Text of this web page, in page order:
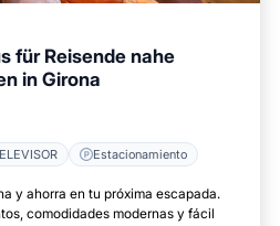
für Reisende nahe
in Girona
Estacionamiento
y ahorra en tu próxima escapada.
comodidades modernas y fácil